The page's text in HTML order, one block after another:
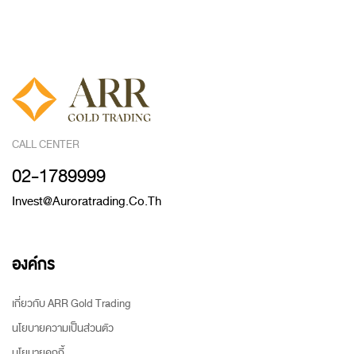
CALL CENTER
02-1789999
Invest@auroratrading.co.th
องค์กร
เกี่ยวกับ ARR Gold Trading
นโยบายความเป็นส่วนตัว